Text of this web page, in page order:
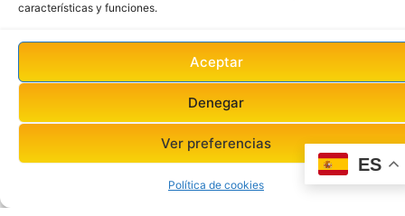
características y funciones.
Aceptar
Denegar
Ver preferencias
Política de cookies
ES